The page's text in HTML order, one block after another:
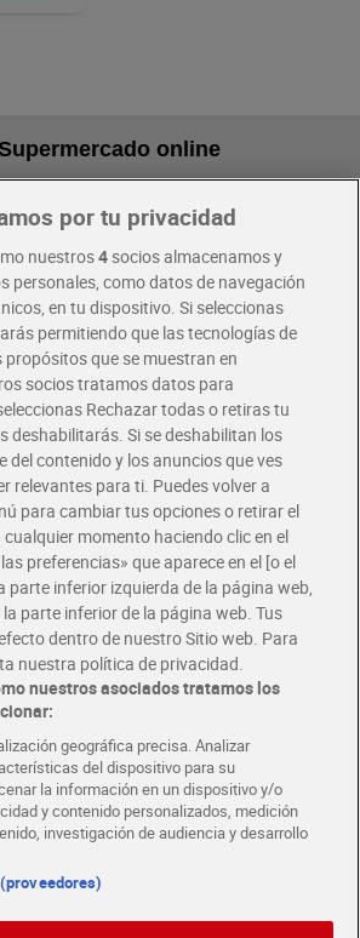
online
superiores a 100€
Glovo o Uber Eats
y ofertas exclusivas.
ofertas y busca tu tienda más cercana
mes de tus compras.
crédito aquí!
COMER MEJOR CADA DIA
ABRE TU TIENDA DIA CORPORATE
por tu privacidad
nuestros4socios almacenamos y
personales, como datos de navegación
en tu dispositivo. Si seleccionas
permitiendo que las tecnologías de
que se muestran en
socios tratamos datos para
Rechazar todas o retiras tu
deshabilitarás. Si se deshabilitan los
del contenido y los anuncios que ves
relevantes para ti. Puedes volver a
para cambiar tus opciones o retirar el
momento haciendo clic en el
preferencias» que aparece en el [o el
parte inferior izquierda de la página web,
parte inferior de la página web. Tus
dentro de nuestro Sitio web. Para
nuestra política de privacidad.
nuestros asociados tratamos los
geográfica precisa. Analizar
del dispositivo para su
la información en un dispositivo y/o
y contenido personalizados, medición
investigación de audiencia y desarrollo